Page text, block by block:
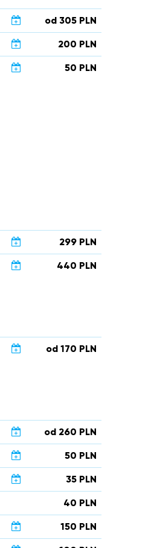
od 305 PLN
200 PLN
50 PLN
299 PLN
440 PLN
od 170 PLN
od 260 PLN
50 PLN
35 PLN
40 PLN
150 PLN